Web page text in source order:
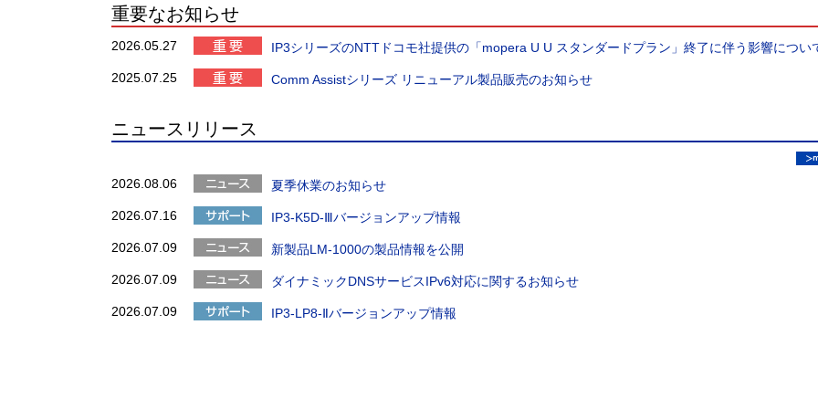
重要なお知らせ
2026.05.27 IP3シリーズのNTTドコモ社提供の「mopera U U スタンダードプラン」終了に伴う影響につい
2025.07.25 Comm Assistシリーズ リニューアル製品販売のお知らせ
ニュースリリース
2026.08.06 夏季休業のお知らせ
2026.07.16 IP3-K5D-Ⅲバージョンアップ情報
2026.07.09 新製品LM-1000の製品情報を公開
2026.07.09 ダイナミックDNSサービスIPv6対応に関するお知らせ
2026.07.09 IP3-LP8-Ⅱバージョンアップ情報